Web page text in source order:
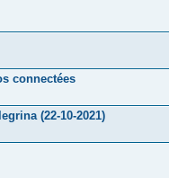
connectées
(22-10-2021)